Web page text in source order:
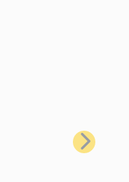
Ifuatayo